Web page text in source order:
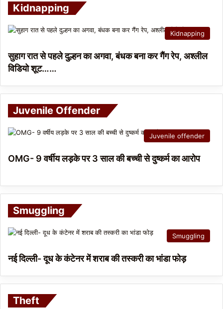
Kidnapping
Kidnapping
सुहाग रात से पहले दुल्हन का अगवा, बंधक बना कर गैंग रेप, अश्लील
विडियो शूट……
Juvenile Offender
Juvenile offender
OMG- 9 वर्षीय लड़के पर 3 साल की बच्ची से दुष्कर्म का आरोप
Smuggling
Smuggling
नई दिल्ली- दूध के कंटेनर में शराब की तस्करी का भांडा फोड़
Theft